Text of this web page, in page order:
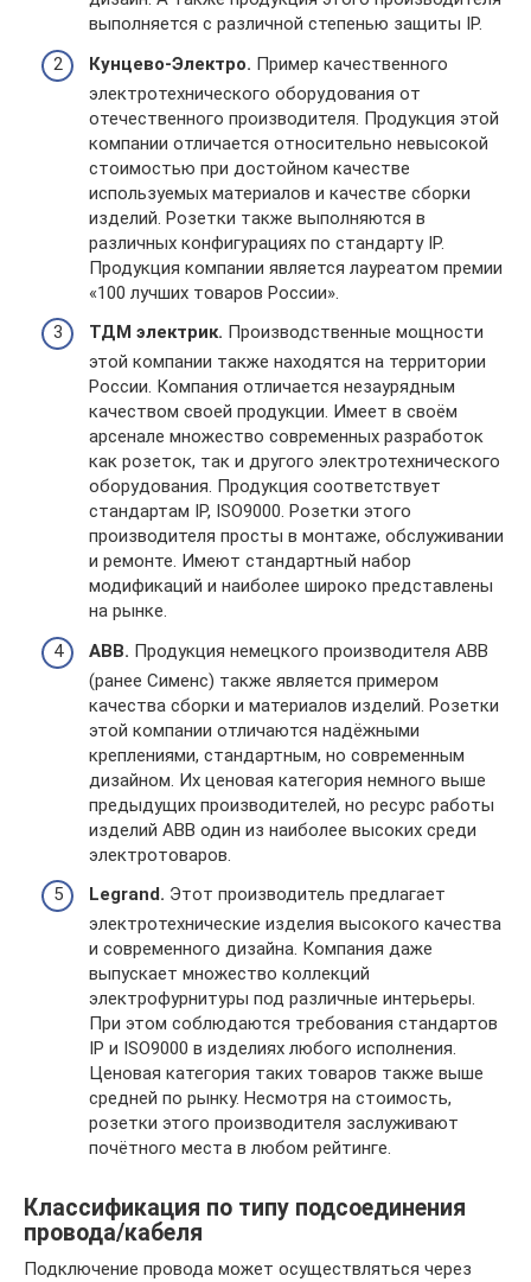
выполняется с различной степенью защиты IP.
Кунцево-Электро. Пример качественного
электротехнического оборудования от
отечественного производителя. Продукция этой
компании отличается относительно невысокой
стоимостью при достойном качестве
используемых материалов и качестве сборки
изделий. Розетки также выполняются в
различных конфигурациях по стандарту IP.
Продукция компании является лауреатом премии
«100 лучших товаров России».
ТДМ электрик. Производственные мощности
этой компании также находятся на территории
России. Компания отличается незаурядным
качеством своей продукции. Имеет в своём
арсенале множество современных разработок
как розеток, так и другого электротехнического
оборудования. Продукция соответствует
стандартам IP, ISO9000. Розетки этого
производителя просты в монтаже, обслуживании
и ремонте. Имеют стандартный набор
модификаций и наиболее широко представлены
на рынке.
АВВ. Продукция немецкого производителя АВВ
(ранее Сименс) также является примером
качества сборки и материалов изделий. Розетки
этой компании отличаются надёжными
креплениями, стандартным, но современным
дизайном. Их ценовая категория немного выше
предыдущих производителей, но ресурс работы
изделий АВВ один из наиболее высоких среди
электротоваров.
Legrand. Этот производитель предлагает
электротехнические изделия высокого качества
и современного дизайна. Компания даже
выпускает множество коллекций
электрофурнитуры под различные интерьеры.
При этом соблюдаются требования стандартов
IP и ISO9000 в изделиях любого исполнения.
Ценовая категория таких товаров также выше
средней по рынку. Несмотря на стоимость,
розетки этого производителя заслуживают
почётного места в любом рейтинге.
Классификация по типу подсоединения
провода/кабеля
Подключение провода может осуществляться через